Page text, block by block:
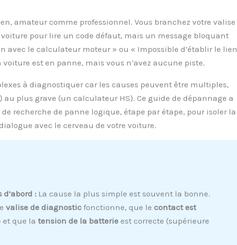
amateur comme professionnel. Vous branchez votre valise
pour lire un code défaut, mais un message bloquant
avec le calculateur moteur » ou « Impossible d’établir le lien
voiture est en panne, mais vous n’avez aucune piste.
à diagnostiquer car les causes peuvent être multiples,
plus grave (un calculateur HS). Ce guide de dépannage a
recherche de panne logique, étape par étape, pour isoler la
avec le cerveau de votre voiture.
d’abord : La cause la plus simple est souvent la bonne.
valise de diagnostic fonctionne, que le contact est
et que la tension de la batterie est correcte (supérieure